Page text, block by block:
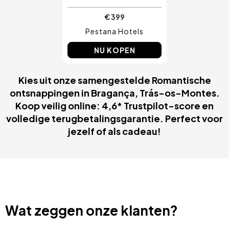
€ 399
Pestana Hotels
NU KOPEN
Kies uit onze samengestelde Romantische
ontsnappingen in Bragança, Trás-os-Montes.
Koop veilig online: 4,6* Trustpilot-score en
volledige terugbetalingsgarantie. Perfect voor
jezelf of als cadeau!
Wat zeggen onze klanten?